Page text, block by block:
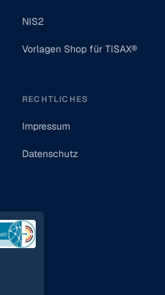
NIS2
Vorlagen Shop für TISAX®
RECHTLICHES
Impressum
Datenschutz